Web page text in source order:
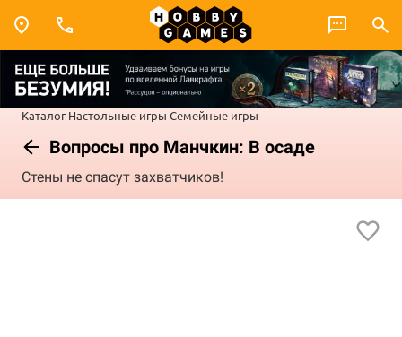
Каталог Настольные игры Семейные игры
Вопросы про Манчкин: В осаде
Стены не спасут захватчиков!